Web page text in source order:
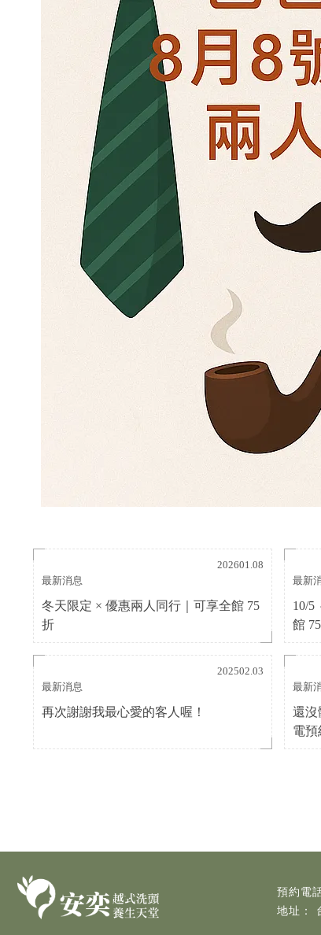
202601.08
最新消息
冬天限定 × 優惠兩人同行｜可享全館 75
折
最新
10/5
館
202502.03
最新消息
再次謝謝我最心愛的客人喔！
最新
還沒
電預